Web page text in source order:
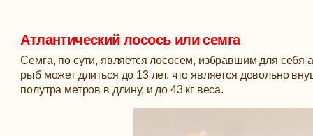
Атлантический лосось или семга
Семга, по сути, является лососем, избравшим для
рыб может длиться до 13 лет, что является довольно
полутра метров в длину, и до 43 кг веса.